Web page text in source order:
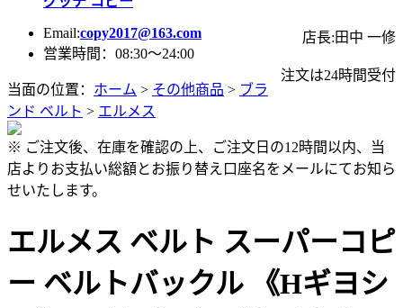
Email:copy2017@163.com
店長:田中 一修
営業時間：08:30～24:00
注文は24時間受付
当面の位置： ホーム > その他商品 > ブラ
ンド ベルト > エルメス
※ ご注文後、在庫を確認の上、ご注文日の12時間以内、当
店よりお支払い総額とお振り替え口座名をメールにてお知ら
せいたします。
エルメス ベルト スーパーコピ
ー ベルトバックル 《Hギヨシ